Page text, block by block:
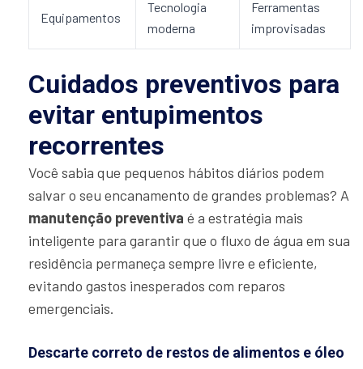
Equipamentos
Tecnologia
moderna
Ferramentas
improvisadas
Cuidados preventivos para
evitar entupimentos
recorrentes
Você sabia que pequenos hábitos diários podem
salvar o seu encanamento de grandes problemas? A
manutenção preventiva é a estratégia mais
inteligente para garantir que o fluxo de água em sua
residência permaneça sempre livre e eficiente,
evitando gastos inesperados com reparos
emergenciais.
Descarte correto de restos de alimentos e óleo